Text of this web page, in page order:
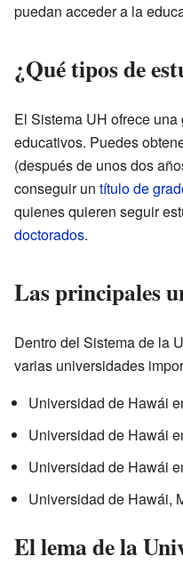
puedan acceder a la
¿Qué tipos de
El Sistema UH ofrece
educativos. Puedes
(después de unos dos
conseguir un título de
quienes quieren seguir
doctorados.
Las principales
Dentro del Sistema de la
varias universidades
Universidad de Hawái
Universidad de Hawái
Universidad de Hawái
Universidad de Hawái,
El lema de la